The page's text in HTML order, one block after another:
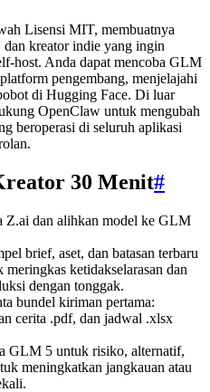
Lisensi MIT, membuatnya
dan kreator indie yang ingin
host. Anda dapat mencoba GLM
pengembang, menjelajahi
di Hugging Face. Di luar
OpenClaw untuk mengubah
beroperasi di seluruh aplikasi
30 Menit#
Z.ai dan alihkan model ke GLM
brief, aset, dan batasan terbaru
ketidakselarasan dan
dengan tonggak.
bundel kiriman pertama:
cerita .pdf, dan jadwal .xlsx
GLM 5 untuk risiko, alternatif,
meningkatkan jangkauan atau